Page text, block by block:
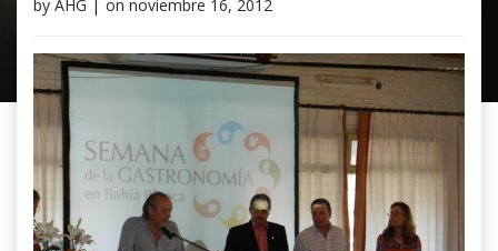
by AHG | on noviembre 16, 2012